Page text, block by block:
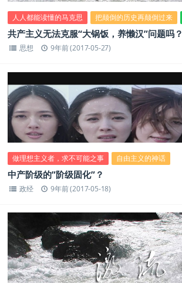
人人都能读懂的马克思 把颠倒的历史再颠倒过来
共产主义无法克服“大锅饭，养懒汉”问题吗？
思想 9年前 (2017-05-27)
做理想主义者，求不可能之事 自由主义的神话
中产阶级的”阶级固化”？
政经 9年前 (2017-05-18)